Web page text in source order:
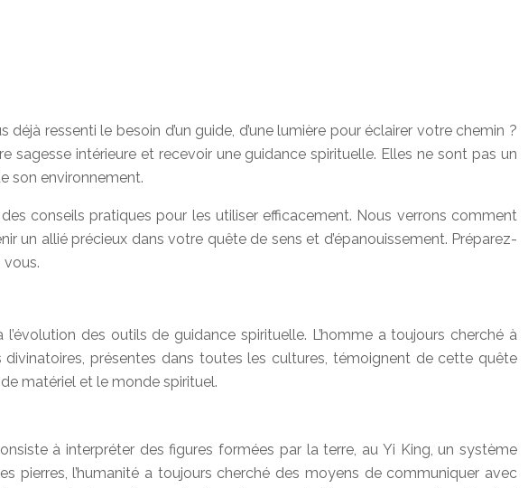
ressenti le besoin d’un guide, d’une lumière pour éclairer votre chemin ?
intérieure et recevoir une guidance spirituelle. Elles ne sont pas un
son environnement.
conseils pratiques pour les utiliser efficacement. Nous verrons comment
allié précieux dans votre quête de sens et d’épanouissement. Préparez-
des outils de guidance spirituelle. L’homme a toujours cherché à
présentes dans toutes les cultures, témoignent de cette quête
matériel et le monde spirituel.
à interpréter des figures formées par la terre, au Yi King, un système
pierres, l’humanité a toujours cherché des moyens de communiquer avec